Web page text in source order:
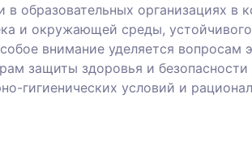
образовательных организациях в
и окружающей среды,
внимание уделяется вопросам
защиты здоровья и
гигиенических условий и